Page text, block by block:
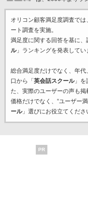
オリコン顧客満足度調査で
ート調査を実施。
満足度に関する回答を基に、
ル」ランキングを発表してい
総合満足度だけでなく、年
口から「 英会話スクール」を
た、実際のユーザーの声も掲
価格だけでなく、“ユーザー
ール」選びにお役立てくださ
PR